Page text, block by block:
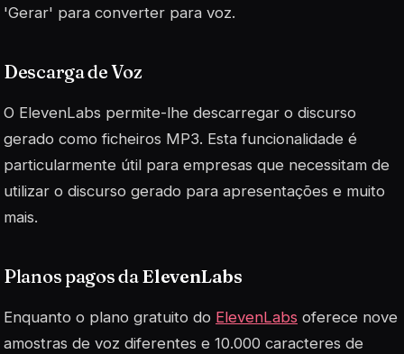
'Gerar' para converter para voz.
Descarga de Voz
O ElevenLabs permite-lhe descarregar o discurso
gerado como ficheiros MP3. Esta funcionalidade é
particularmente útil para empresas que necessitam de
utilizar o discurso gerado para apresentações e muito
mais.
Planos pagos daElevenLabs
Enquanto o plano gratuito do ElevenLabs oferece nove
amostras de voz diferentes e 10.000 caracteres de